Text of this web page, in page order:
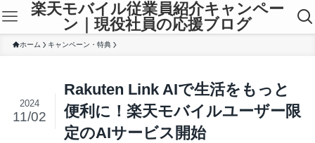
楽天モバイル従業員紹介キャンペー
ン｜現役社員の応援ブログ
ホーム キャンペーン・特典
Rakuten Link AIで生活をもっと
便利に！楽天モバイルユーザー限
定のAIサービス開始
2024
11/02